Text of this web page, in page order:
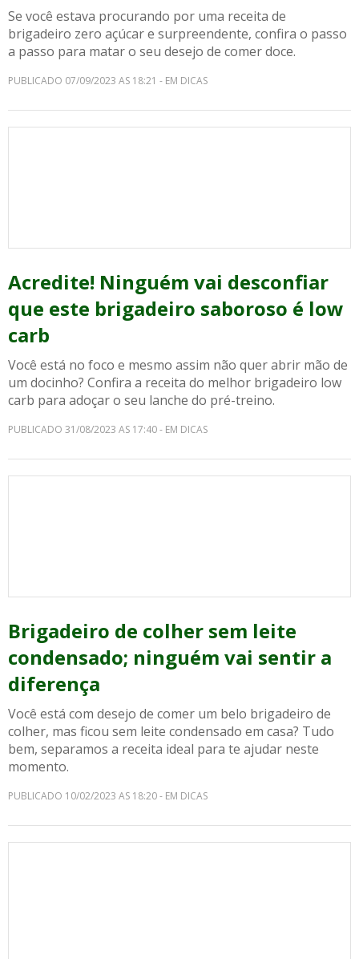
Se você estava procurando por uma receita de
brigadeiro zero açúcar e surpreendente, confira o passo
a passo para matar o seu desejo de comer doce.
PUBLICADO 07/09/2023 AS 18:21 - EM DICAS
Acredite! Ninguém vai desconfiar
que este brigadeiro saboroso é low
carb
Você está no foco e mesmo assim não quer abrir mão de
um docinho? Confira a receita do melhor brigadeiro low
carb para adoçar o seu lanche do pré-treino.
PUBLICADO 31/08/2023 AS 17:40 - EM DICAS
Brigadeiro de colher sem leite
condensado; ninguém vai sentir a
diferença
Você está com desejo de comer um belo brigadeiro de
colher, mas ficou sem leite condensado em casa? Tudo
bem, separamos a receita ideal para te ajudar neste
momento.
PUBLICADO 10/02/2023 AS 18:20 - EM DICAS